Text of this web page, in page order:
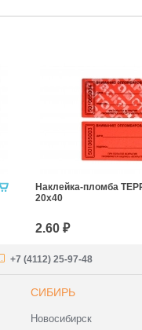
Наклейка-пломба
20х40
2.60 ₽
+7 (4112) 25-97-48
СИБИРЬ
Новосибирск